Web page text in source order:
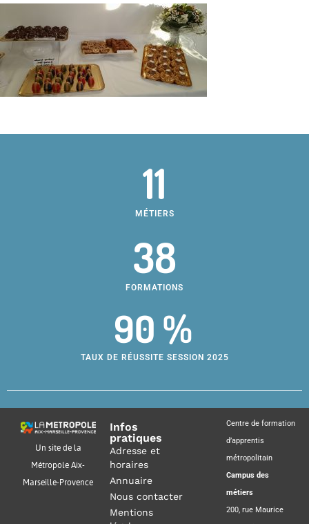
11
MÉTIERS
38
FORMATIONS
90 %
TAUX DE RÉUSSITE SESSION 2025
Un site de la
Métropole Aix-
Marseille-Provence
Infos
pratiques
Adresse et
horaires
Annuaire
Nous contacter
Mentions
Centre de formation
d’apprentis
métropolitain
Campus des
métiers
200, rue Maurice